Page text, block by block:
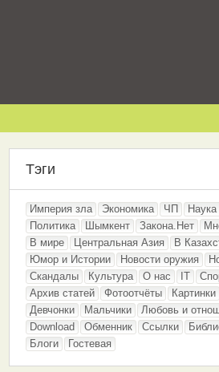
Тэги
Империя зла Экономика ЧП
Политика
Шымкент Закона.Нет
В мире
Центральная Азия В
Юмор и Истории
Новости оружия
Скандалы
Культура О нас IT
Архив статей
Фотоотчёты Картинки
Девчонки
Мальчики Любовь и
Download
Обменник Ссылки
Блоги
Гостевая